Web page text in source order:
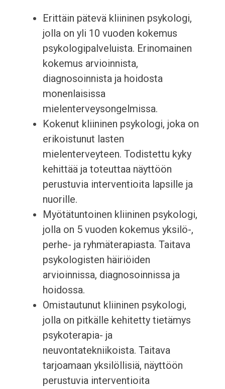
Erittäin pätevä kliininen psykologi,
jolla on yli 10 vuoden kokemus
psykologipalveluista. Erinomainen
kokemus arvioinnista,
diagnosoinnista ja hoidosta
monenlaisissa
mielenterveysongelmissa.
Kokenut kliininen psykologi, joka on
erikoistunut lasten
mielenterveyteen. Todistettu kyky
kehittää ja toteuttaa näyttöön
perustuvia interventioita lapsille ja
nuorille.
Myötätuntoinen kliininen psykologi,
jolla on 5 vuoden kokemus yksilö-,
perhe- ja ryhmäterapiasta. Taitava
psykologisten häiriöiden
arvioinnissa, diagnosoinnissa ja
hoidossa.
Omistautunut kliininen psykologi,
jolla on pitkälle kehitetty tietämys
psykoterapia- ja
neuvontatekniikoista. Taitava
tarjoamaan yksilöllisiä, näyttöön
perustuvia interventioita